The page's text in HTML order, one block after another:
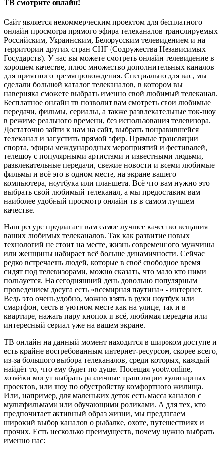
ТВ смотрите онлайн!
Сайт является некоммерческим проектом для бесплатного
онлайн просмотра прямого эфира телеканалов транслируемых
Российским, Украинским, Белорусским телевидением и на
территории других стран СНГ (Содружества Независимых
Государств). У нас вы можете смотреть онлайн телевидение в
хорошем качестве, плюс множество дополнительных каналов
для приятного времяпровождения. Специально для вас, мы
сделали большой каталог телеканалов, в котором вы
наверняка сможете выбрать именно свой любимый телеканал.
Бесплатное онлайн тв позволит вам смотреть свои любимые
передачи, фильмы, сериалы, а также развлекательные ток-шоу
в режиме реального времени, без использования телевизора.
Достаточно зайти к нам на сайт, выбрать понравившейся
телеканал и запустить прямой эфир. Прямые трансляции
спорта, эфиры международных мероприятий и фестивалей,
телешоу с популярными артистами и известными людьми,
развлекательные передачи, свежие новости и всеми любимые
фильмы и всё это в одном месте, на экране вашего
компьютера, ноутбука или планшета. Всё что вам нужно это
выбрать свой любимый телеканал, а мы предоставим вам
наиболее удобный просмотр онлайн тв в самом лучшем
качестве.
Наш ресурс предлагает вам самое лучшее качество вещания
ваших любимых телеканалов. Так как развитие новых
технологий не стоит на месте, жизнь современного мужчины
или женщины набирает всё больше динамичности. Сейчас
редко встречаешь людей, которые в своё свободное время
сидят под телевизорами, можно сказать, что мало кто ними
пользуется. На сегодняшний день довольно популярным
проведением досуга есть «всемирная паутина» - интернет.
Ведь это очень удобно, можно взять в руки ноутбук или
смартфон, сесть в уютном месте как на улице, так и в
квартире, нажать пару кнопок и всё, любимая передача или
интересный сериал уже на вашем экране.
ТВ онлайн на данный момент находится в широком доступе и
есть крайне востребованным интернет-ресурсом, скорее всего,
из-за большого выбора телеканалов, среди которых, каждый
найдёт то, что ему будет по душе. Посещая yootv.online,
хозяйки могут выбрать различные трансляции кулинарных
проектов, или шоу по обустройству комфортного жилища.
Или, например, для маленьких деток есть масса каналов с
мультфильмами или обучающими роликами. А для тех, кто
предпочитает активный образ жизни, мы предлагаем
широкий выбор каналов о рыбалке, охоте, путешествиях и
прочих. Есть несколько преимуществ, почему нужно выбрать
именно нас: